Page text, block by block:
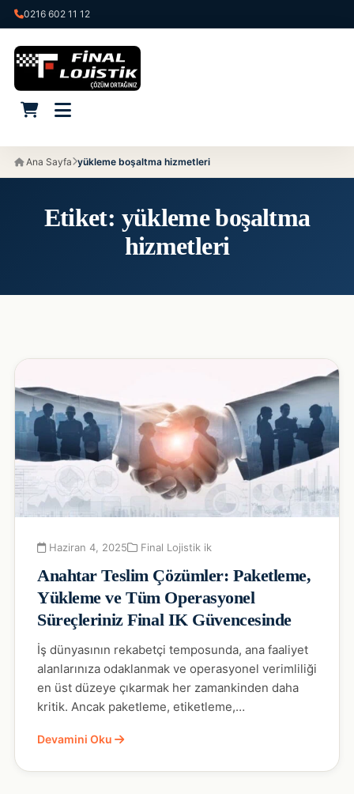
0216 602 11 12
Ana Sayfa yükleme boşaltma hizmetleri
Etiket: yükleme boşaltma
hizmetleri
Haziran 4, 2025 Final Lojistik ik
Anahtar Teslim Çözümler: Paketleme,
Yükleme ve Tüm Operasyonel
Süreçleriniz Final IK Güvencesinde
İş dünyasının rekabetçi temposunda, ana faaliyet
alanlarınıza odaklanmak ve operasyonel verimliliği
en üst düzeye çıkarmak her zamankinden daha
kritik. Ancak paketleme, etiketleme,…
Devamini Oku